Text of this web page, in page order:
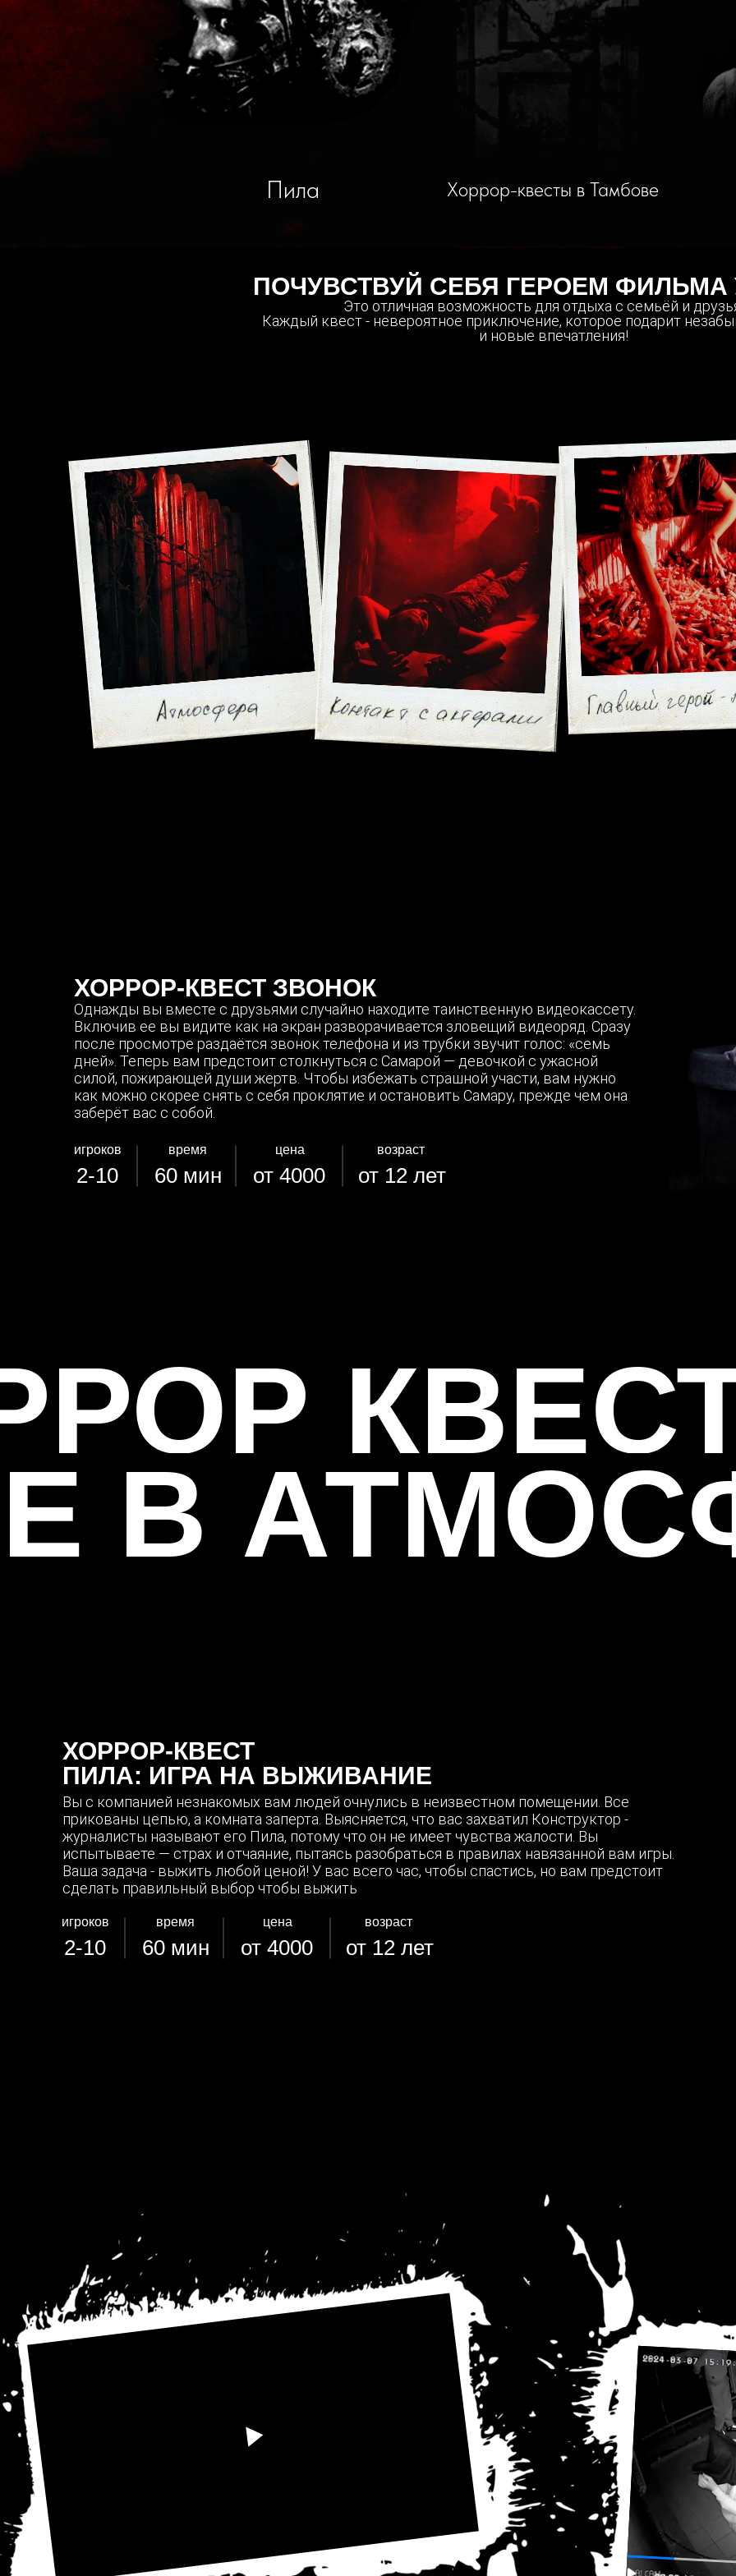
Хоррор-квесты в Тамбове
Пила
ПОЧУВСТВУЙ СЕБЯ ГЕРОЕМ
Это отличная возможность для отдыха с семьёй и
Каждый квест - невероятное приключение, которое подарит
и новые впечатления!
Tilda
Однажды вы вместе с друзьями случайно находите таинственную видеокассету.
Включив ее вы видите как на экран разворачивается зловещий видеоряд. Сразу
после просмотре раздаётся звонок телефона и из трубки звучит голос: «семь
дней». Теперь вам предстоит столкнуться с Самарой — девочкой с ужасной
силой, пожирающей души жертв. Чтобы избежать страшной участи, вам нужно
как можно скорее снять с себя проклятие и остановить Самару, прежде чем она
заберёт вас с собой.
игроков
2-10
время
60 мин
цена
от 4000
возраст
от 12 лет
ХОРРОР-КВЕСТ ЗВОНОК
В
игроков
2-10
время
60 мин
цена
от 4000
возраст
от 12 лет
ХОРРОР-КВЕСТ
ПИЛА: ИГРА НА ВЫЖИВАНИЕ
Вы с компанией незнакомых вам людей очнулись в неизвестном помещении. Все
прикованы цепью, а комната заперта. Выясняется, что вас захватил Конструктор -
журналисты называют его Пила, потому что он не имеет чувства жалости. Вы
испытываете — страх и отчаяние, пытаясь разобраться в правилах навязанной вам игры.
Ваша задача - выжить любой ценой! У вас всего час, чтобы спастись, но вам предстоит
сделать правильный выбор чтобы выжить